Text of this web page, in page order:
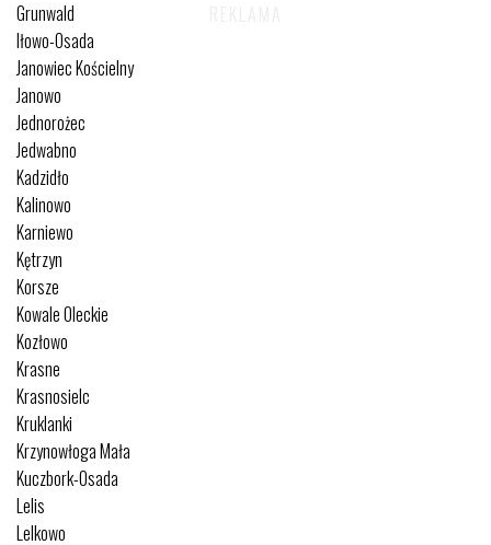
Grunwald
Iłowo-Osada
Janowiec Kościelny
Janowo
Jednorożec
Jedwabno
Kadzidło
Kalinowo
Karniewo
Kętrzyn
Korsze
Kowale Oleckie
Kozłowo
Krasne
Krasnosielc
Kruklanki
Krzynowłoga Mała
Kuczbork-Osada
Lelis
Lelkowo